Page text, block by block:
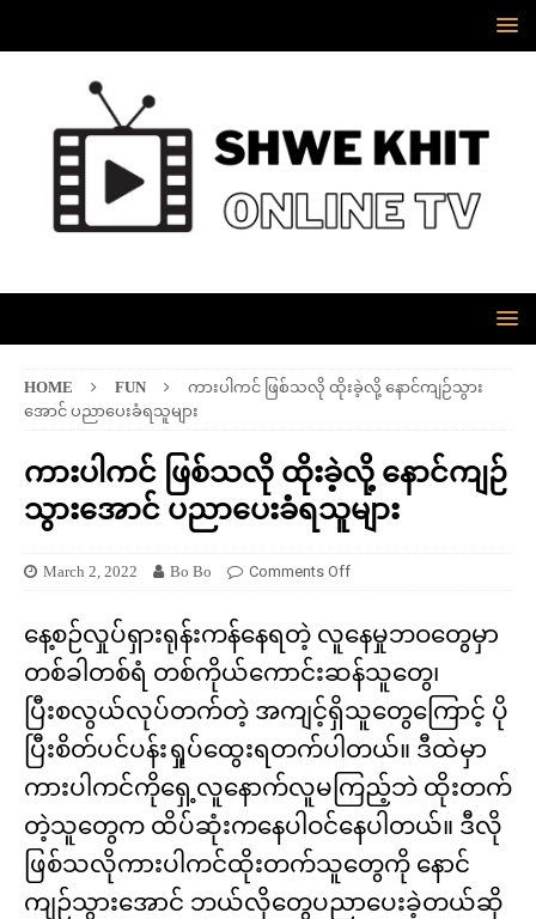
HOME FUN
ကားပါကင် ဖြစ်သလို ထိုးခဲ့လို့ နောင်ကျဉ်သွား
အောင် ပညာပေးခံရသူများ
ကားပါကင် ဖြစ်သလို ထိုးခဲ့လို့ နောင်ကျဉ်
သွားအောင် ပညာပေးခံရသူများ
March 2, 2022 Bo Bo Comments Off
နေ့စဉ်လှုပ်ရှားရုန်းကန်နေရတဲ့ လူနေမှုဘဝတွေမှာ
တစ်ခါတစ်ရံ တစ်ကိုယ်ကောင်းဆန်သူတွေ၊
ပြီးစလွယ်လုပ်တက်တဲ့ အကျင့်ရှိသူတွေကြောင့် ပို
ပြီးစိတ်ပင်ပန်းရှုပ်ထွေးရတက်ပါတယ်။ ဒီထဲမှာ
ကားပါကင်ကိုရှေ့လူနောက်လူမကြည့်ဘဲ ထိုးတက်
တဲ့သူတွေက ထိပ်ဆုံးကနေပါဝင်နေပါတယ်။ ဒီလို
ဖြစ်သလိုကားပါကင်ထိုးတက်သူတွေကို နောင်
ကျဉ်သွားအောင် ဘယ်လိုတွေပညာပေးခဲ့တယ်ဆို